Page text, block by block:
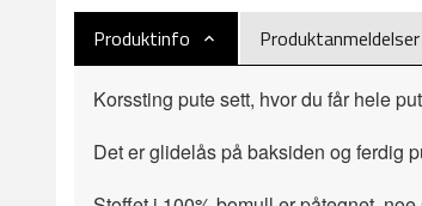
Produktinfo
Korssting pute sett, hvor du får hele
Det er glidelås på baksiden og ferdig